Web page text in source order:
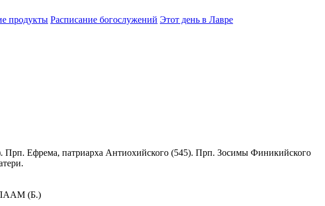
продукты Расписание богослужений Этот день в Лавре
Прп. Ефрема, патриарха Антиохийского (545). Прп. Зосимы Финикийского
(Б.)